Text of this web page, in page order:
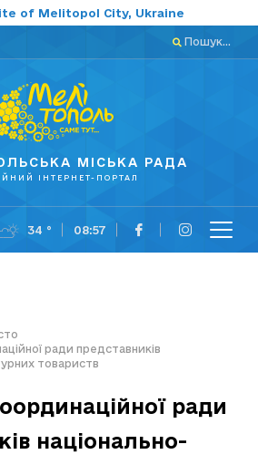
of Melitopol City, Ukraine
Пошук...
МІСЬКА РАДА
ІНТЕРНЕТ-ПОРТАЛ
34 ° 08:57
ради представників
товариств
ради
національно-